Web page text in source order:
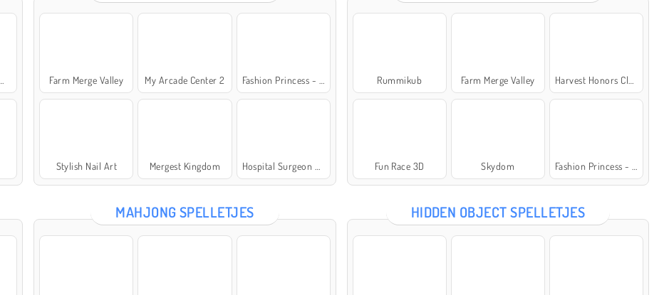
Farm Merge Valley My Arcade Center 2
Stylish Nail Art Mergest Kingdom
Rummikub Farm Merge Valley
Fun Race 3D Skydom
MAHJONG SPELLETJES HIDDEN OBJECT SPELLETJES